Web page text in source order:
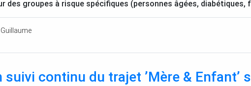
des groupes à risque spécifiques (personnes âgées, diabétiques,
suivi continu du trajet ’Mère & Enfant’